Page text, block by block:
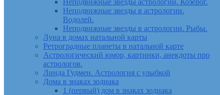
Неподвижные звезды астрологии. Козерог.
Неподвижные звезды в астрологии.
Водолей.
Неподвижные звезды в астрологии. Рыбы.
Луна в домах натальной карты
Ретроградные планеты в натальной карте
Астрологический юмор, картинки, анекдоты про
астрологов.
Линда Гудмен. Астрология с улыбкой
Дома в знаках зодиака
1 (первый) дом в знаках зодиака